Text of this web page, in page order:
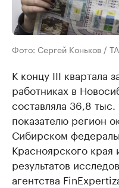
Фото: Сергей Коньков /
К концу III квартала
работниках в
составляла 36,8
показателю регион
Сибирском
Красноярского края
результатов
агентства